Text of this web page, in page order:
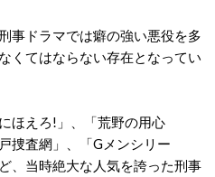
事ドラマでは癖の強い悪役を多
くてはならない存在となってい
ほえろ!」、「荒野の用心
捜査網」、「Gメンシリー
、当時絶大な人気を誇った刑事